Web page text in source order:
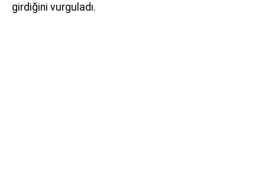
girdiğini vurguladı.